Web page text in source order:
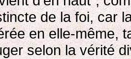
de la foi, car
en elle-même,
selon la vérité